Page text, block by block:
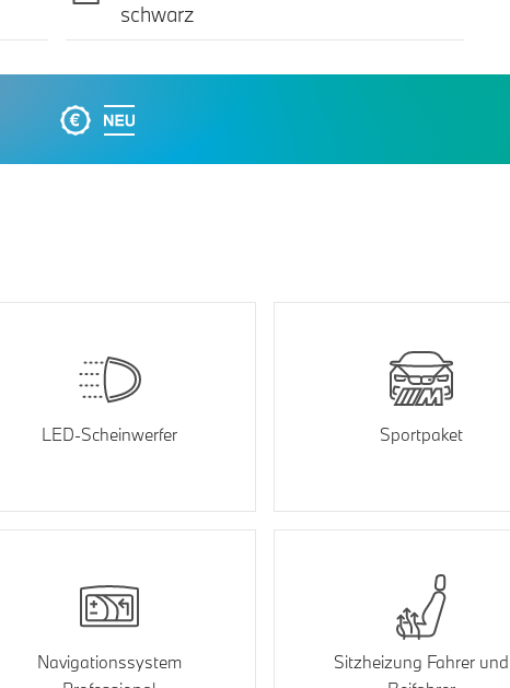
schwarz
LED-Scheinwerfer Sportpaket
Navigationssystem
Sitzheizung Fahrer und